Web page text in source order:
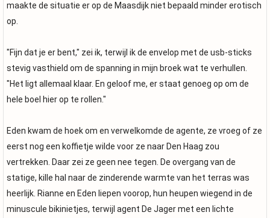
maakte de situatie er op de Maasdijk niet bepaald minder erotisch
op.
"Fijn dat je er bent," zei ik, terwijl ik de envelop met de usb-sticks
stevig vasthield om de spanning in mijn broek wat te verhullen.
"Het ligt allemaal klaar. En geloof me, er staat genoeg op om de
hele boel hier op te rollen."
Eden kwam de hoek om en verwelkomde de agente, ze vroeg of ze
eerst nog een koffietje wilde voor ze naar Den Haag zou
vertrekken. Daar zei ze geen nee tegen. De overgang van de
statige, kille hal naar de zinderende warmte van het terras was
heerlijk. Rianne en Eden liepen voorop, hun heupen wiegend in de
minuscule bikinietjes, terwijl agent De Jager met een lichte